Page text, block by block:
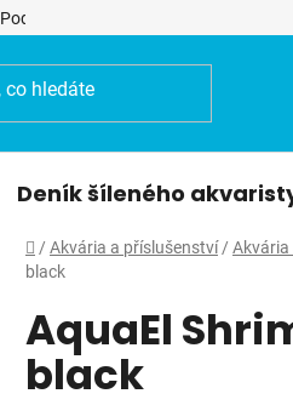
Podmínky ochrany osobních údajů
Deník šíleného
Domů
/ Akvária a příslušenství / Akvária
black
AquaEl
black